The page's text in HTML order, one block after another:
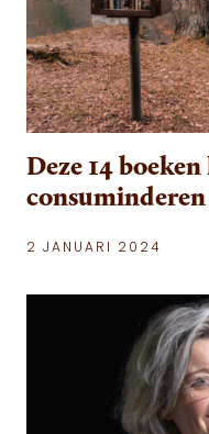
Deze 14
consuminderen
2 JANUARI 2024